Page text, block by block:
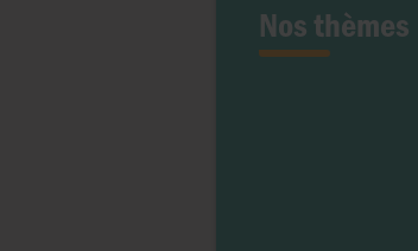
Nos thèmes